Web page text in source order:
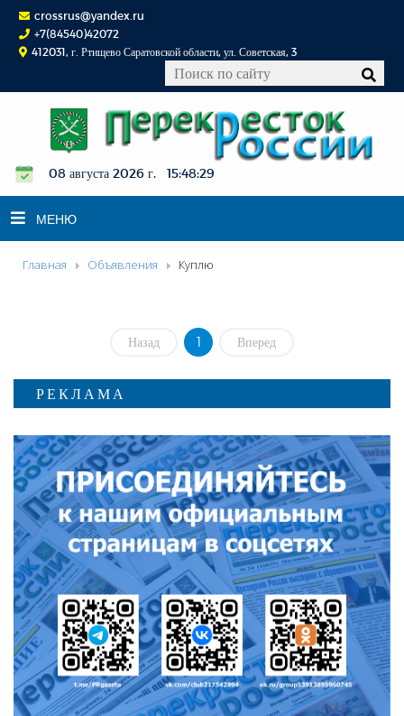
crossrus@yandex.ru
+7(84540)42072
412031, г. Ртищево Саратовской области, ул. Советская, 3
08 августа 2026 г. 15:48:29
МЕНЮ
ФОТОРЕПОРТАЖИ
ОБЪЯВЛЕНИЯ
КОНТАКТЫ
Главная Объявления Куплю
Назад 1 Вперед
РЕКЛАМА